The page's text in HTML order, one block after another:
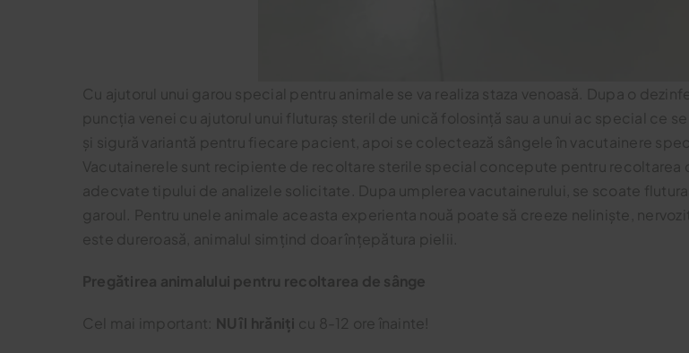
Cu ajutorul unui garou special pentru animale se va realiza staza venoasă. Dupa o
puncția venei cu ajutorul unui fluturaș steril de unică folosință sau a unui ac special ce
și sigură variantă pentru fiecare pacient, apoi se colectează sângele în vacutainere
Vacutainerele sunt recipiente de recoltare sterile special concepute pentru recoltarea
adecvate tipului de analizele solicitate. Dupa umplerea vacutainerului, se scoate
garoul. Pentru unele animale aceasta experienta nouă poate să creeze neliniște,
este dureroasă, animalul simțind doar înțepătura pielii.
Pregătirea animalului pentru recoltarea de sânge
Cel mai important: NU îl hrăniți cu 8-12 ore înainte!